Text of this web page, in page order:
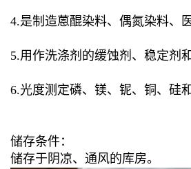
4.是制造蒽醌染料、偶氮染料、
5.用作洗涤剂的缓蚀剂、稳定剂
6.光度测定磷、镁、铌、铜、硅
储存条件：
储存于阴凉、通风的库房。